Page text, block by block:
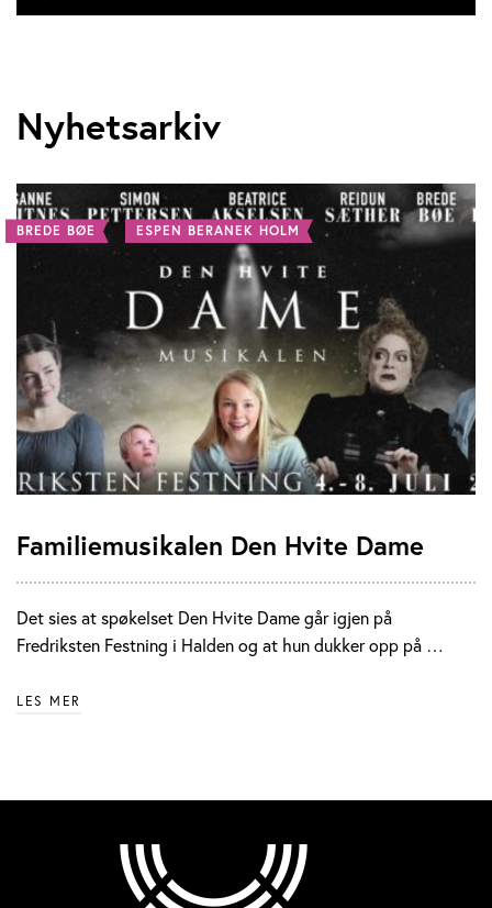
Nyhetsarkiv
BREDE BØE ESPEN BERANEK HOLM
Familiemusikalen Den Hvite Dame
Det sies at spøkelset Den Hvite Dame går igjen på
Fredriksten Festning i Halden og at hun dukker opp på …
LES MER